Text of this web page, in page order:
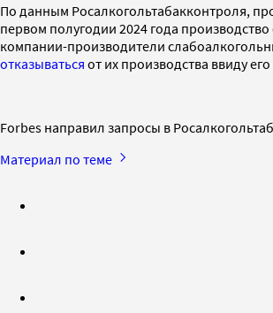
По данным Росалкогольтабакконтроля,
первом полугодии 2024 года
компании-производители
отказываться от их производства ввиду
Forbes направил запросы в
Материал по теме